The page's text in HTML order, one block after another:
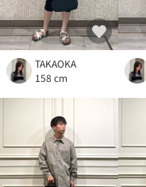
TAKAOKA
158 cm